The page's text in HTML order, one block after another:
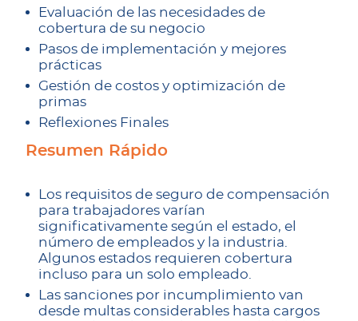
Evaluación de las necesidades de
cobertura de su negocio
Pasos de implementación y mejores
prácticas
Gestión de costos y optimización de
primas
Reflexiones Finales
Resumen Rápido
Los requisitos de seguro de compensación
para trabajadores varían
significativamente según el estado, el
número de empleados y la industria.
Algunos estados requieren cobertura
incluso para un solo empleado.
Las sanciones por incumplimiento van
desde multas considerables hasta cargos